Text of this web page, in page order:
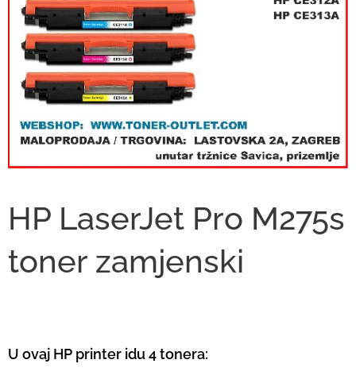
HP LaserJet Pro M275s
toner zamjenski
U ovaj HP printer idu 4 tonera: